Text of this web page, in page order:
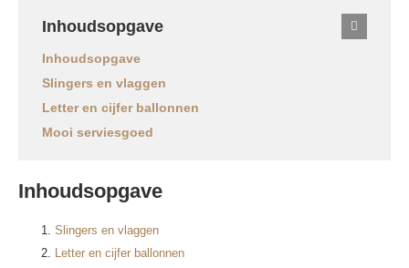
Inhoudsopgave
Inhoudsopgave
Slingers en vlaggen
Letter en cijfer ballonnen
Mooi serviesgoed
Inhoudsopgave
Slingers en vlaggen
Letter en cijfer ballonnen